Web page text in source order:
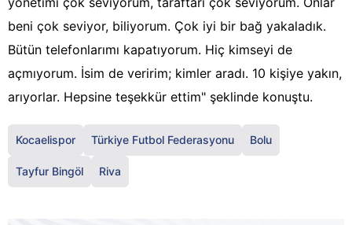
beni çok seviyor, biliyorum. Çok iyi bir bağ yakaladık.
Bütün telefonlarımı kapatıyorum. Hiç kimseyi de
açmıyorum. İsim de veririm; kimler aradı. 10 kişiye yakın,
arıyorlar. Hepsine teşekkür ettim" şeklinde konuştu.
Kocaelispor Türkiye Futbol Federasyonu Bolu
Tayfur Bingöl Riva